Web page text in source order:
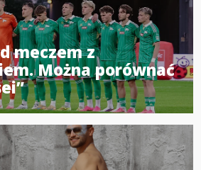
meczem z
Można porównać